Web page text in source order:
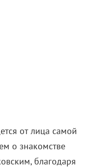
от лица самой
о знакомстве
благодаря